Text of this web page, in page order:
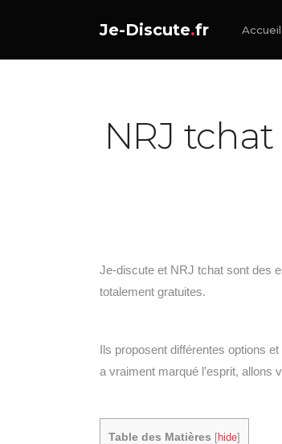
Je-Discute.fr Accueil
NRJ
Je-discute et NRJ tchat sont des
totalement gratuites.
Ils proposent différentes options
a vraiment marqué l’esprit, allons
Table des Matières [hide]